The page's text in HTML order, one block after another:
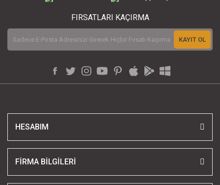
FIRSATLARI KAÇIRMA
KAYIT OL
HESABIM
FİRMA BİLGİLERİ